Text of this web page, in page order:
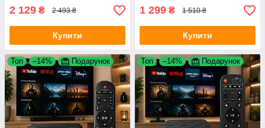
2 129 ₴ 2 493 ₴
Купити
1 299 ₴ 1 510 ₴
Купити
Топ –14% Подарунок Топ –14% Подарунок